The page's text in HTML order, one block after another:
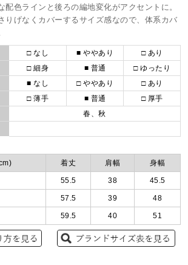
配色ラインと後ろの編地変化がアクセントに。
りげなくカバーするサイズ感なので、体系カバ
□ なし ■ ややあり
□ あり
□ 細身 ■ 普通
□ ゆったり
■ なし □ ややあり
□ あり
□ 薄手 ■ 普通
□ 厚手
春、秋
着丈 肩幅 身幅
55.5 38 45.5
57.5 39 48
59.5 40 51